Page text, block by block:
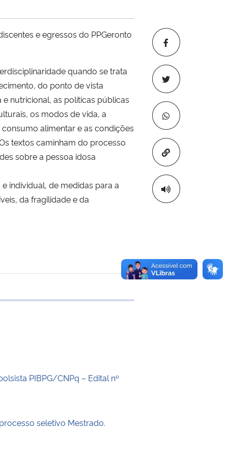
Copiar para
e egressos do PPGeronto
quando se trata
do ponto de vista
nutricional, as políticas públicas
os modos de vida, a
alimentar e as condições
textos caminham do processo
sobre a pessoa idosa
individual, de medidas para a
da fragilidade e da
PIBPG/CNPq – Edital nº
seletivo Mestrado.